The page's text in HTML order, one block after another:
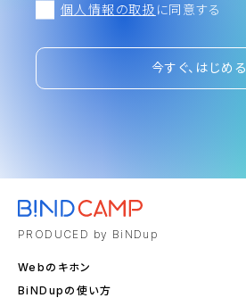
個人情報の取扱 に同意する
今すぐ、はじめる
PRODUCED by BiNDup
Webのキホン
BiNDupの使い方